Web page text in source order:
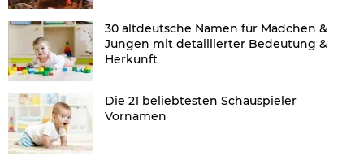
30 altdeutsche Namen für Mädchen &
Jungen mit detaillierter Bedeutung &
Herkunft
Die 21 beliebtesten Schauspieler
Vornamen